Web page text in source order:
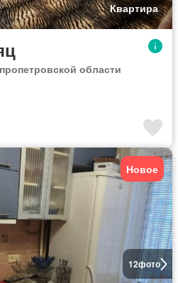
Квартира
области
12фото
Новое